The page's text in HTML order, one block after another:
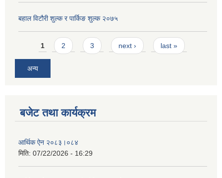
बहाल विटौरी शुल्क र पार्किङ शुल्क २०७५
Pages
1 2 3 next › last »
अन्य
बजेट तथा कार्यक्रम
आर्थिक ऐन २०८३।०८४
मिति: 07/22/2026 - 16:29